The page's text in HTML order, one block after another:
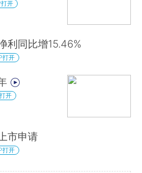
开
利同比增15.46%
打开
开
市申请
打开